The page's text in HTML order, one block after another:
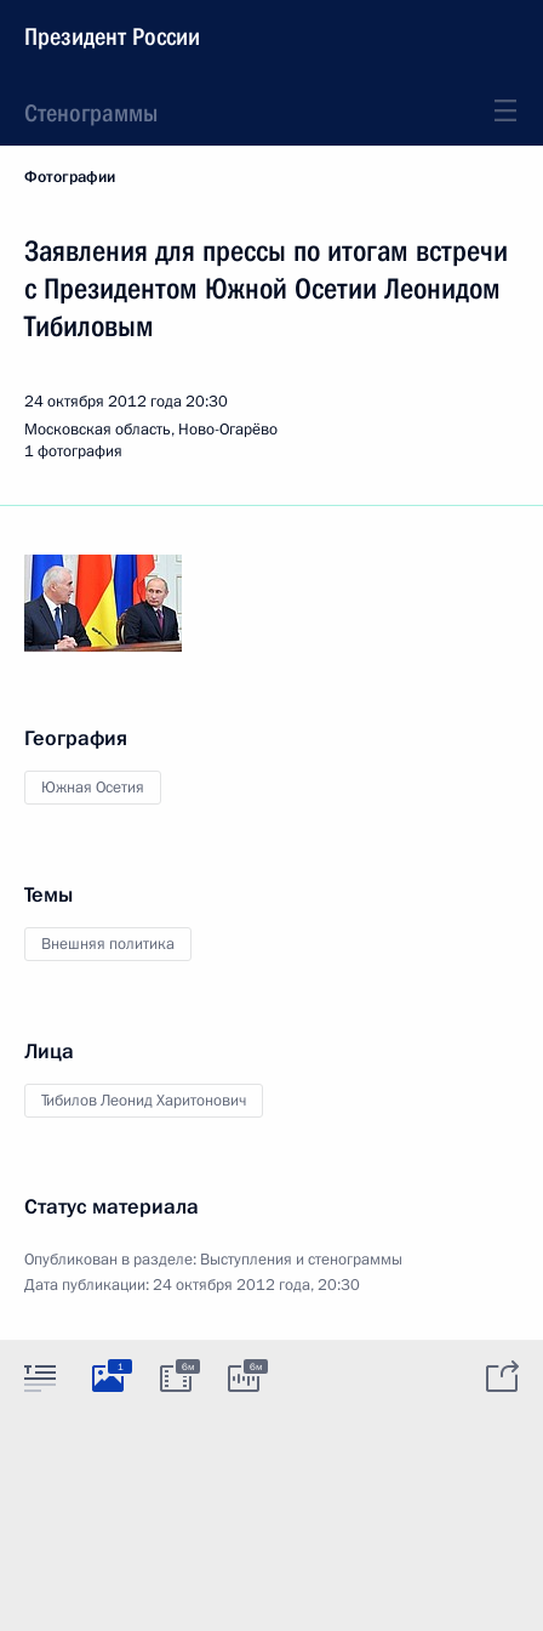
Президент России
Стенограммы
Фотографии
Заявления для прессы по итогам встречи
с Президентом Южной Осетии Леонидом
Тибиловым
24 октября 2012 года20:30
Московская область, Ново-Огарёво
1 фотография
География
Южная Осетия
Темы
Внешняя политика
Лица
Тибилов Леонид Харитонович
Статус материала
Опубликован в разделе: Выступления и стенограммы
Дата публикации:24 октября 2012 года, 20:30
1 6м 6м